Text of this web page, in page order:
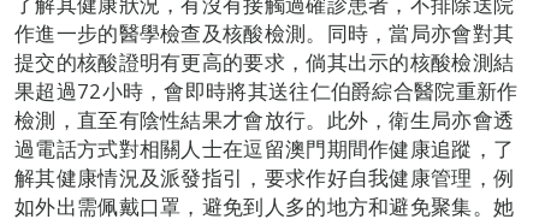
作進一步的醫學檢查及核酸檢測。同時，當局亦會對其
提交的核酸證明有更高的要求，倘其出示的核酸檢測結
果超過72小時，會即時將其送往仁伯爵綜合醫院重新作
檢測，直至有陰性結果才會放行。此外，衛生局亦會透
過電話方式對相關人士在逗留澳門期間作健康追蹤，了
解其健康情況及派發指引，要求作好自我健康管理，例
如外出需佩戴口罩，避免到人多的地方和避免聚集。她